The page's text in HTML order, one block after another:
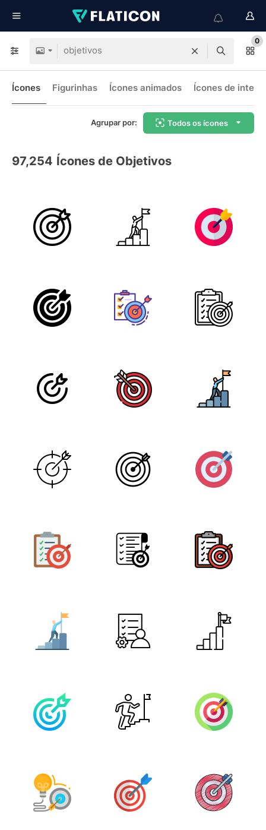
0
Ícones Figurinhas Ícones animados Ícones de
Agrupar por: Todos os ícones
97,254 Ícones de Objetivos